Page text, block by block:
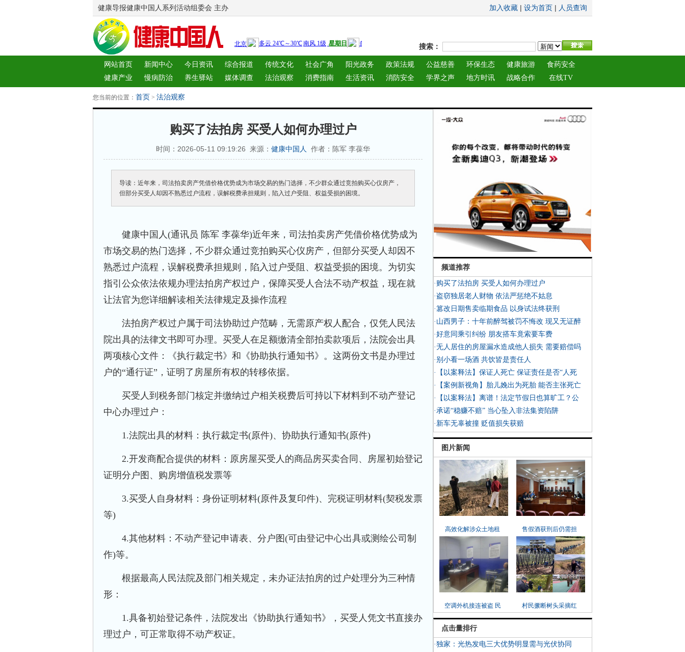
健康导报健康中国人系列活动组委会 主办 加入收藏 | 设为首页 | 人员查询
搜索：
网站首页 新闻中心 今日资讯 综合报道 传统文化 社会广角 阳光政务 政策法规 公益慈善 环保生态 健康旅游
食药安全
健康产业
慢病防治 养生驿站 媒体调查 法治观察 消费指南 生活资讯 消防安全 学界之声 地方时讯 战略合作
在线TV
您当前的位置： 首页 > 法治观察
购买了法拍房 买受人如何办理过户
时间：2026-05-11 09:19:26 来源： 健康中国人 作者：陈军 李葆华
导读：近年来，司法拍卖房产凭借价格优势成为市场交易的热门选择，不少群众通过竞拍购买心仪房产，
但部分买受人却因不熟悉过户流程，误解税费承担规则，陷入过户受阻、权益受损的困境。
健康中国人(通讯员 陈军 李葆华)近年来，司法拍卖房产凭借价格优势成为
市场交易的热门选择，不少群众通过竞拍购买心仪房产，但部分买受人却因不
熟悉过户流程，误解税费承担规则，陷入过户受阻、权益受损的困境。为切实
指引公众依法依规办理法拍房产权过户，保障买受人合法不动产权益，现在就
让法官为您详细解读相关法律规定及操作流程
法拍房产权过户属于司法协助过户范畴，无需原产权人配合，仅凭人民法
院出具的法律文书即可办理。买受人在足额缴清全部拍卖款项后，法院会出具
两项核心文件：《执行裁定书》和《协助执行通知书》。这两份文书是办理过
户的“通行证”，证明了房屋所有权的转移依据。
买受人到税务部门核定并缴纳过户相关税费后可持以下材料到不动产登记
中心办理过户：
1.法院出具的材料：执行裁定书(原件)、协助执行通知书(原件)
2.开发商配合提供的材料：原房屋买受人的商品房买卖合同、房屋初始登记
证明分户图、购房增值税发票等
3.买受人自身材料：身份证明材料(原件及复印件)、完税证明材料(契税发票
等)
4.其他材料：不动产登记申请表、分户图(可由登记中心出具或测绘公司制
作)等。
根据最高人民法院及部门相关规定，未办证法拍房的过户处理分为三种情
形：
1.具备初始登记条件，法院发出《协助执行通知书》，买受人凭文书直接办
理过户，可正常取得不动产权证。
频道推荐
·购买了法拍房 买受人如何办理过户
·盗窃独居老人财物 依法严惩绝不姑息
·篡改日期售卖临期食品 以身试法终获刑
·山西男子：十年前醉驾被罚不悔改 现又无证醉
·好意同乘引纠纷 朋友搭车竟索要车费
·无人居住的房屋漏水造成他人损失 需要赔偿吗
·别小看一场酒 共饮皆是责任人
·【以案释法】保证人死亡 保证责任是否“人死
·【案例新视角】胎儿娩出为死胎 能否主张死亡
·【以案释法】离谱！法定节假日也算旷工？公
·承诺“稳赚不赔” 当心坠入非法集资陷阱
·新车无辜被撞 贬值损失获赔
图片新闻
高效化解涉众土地租 售假酒获刑后仍需担
空调外机接连被盗 民 村民撅断树头采摘红
点击量排行
·独家：光热发电三大优势明显需与光伏协同